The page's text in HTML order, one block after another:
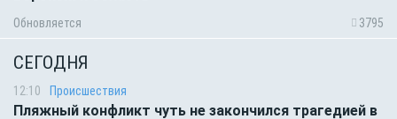
Обновляется 3795
СЕГОДНЯ
12:10 Происшествия
Пляжный конфликт чуть не закончился трагедией в